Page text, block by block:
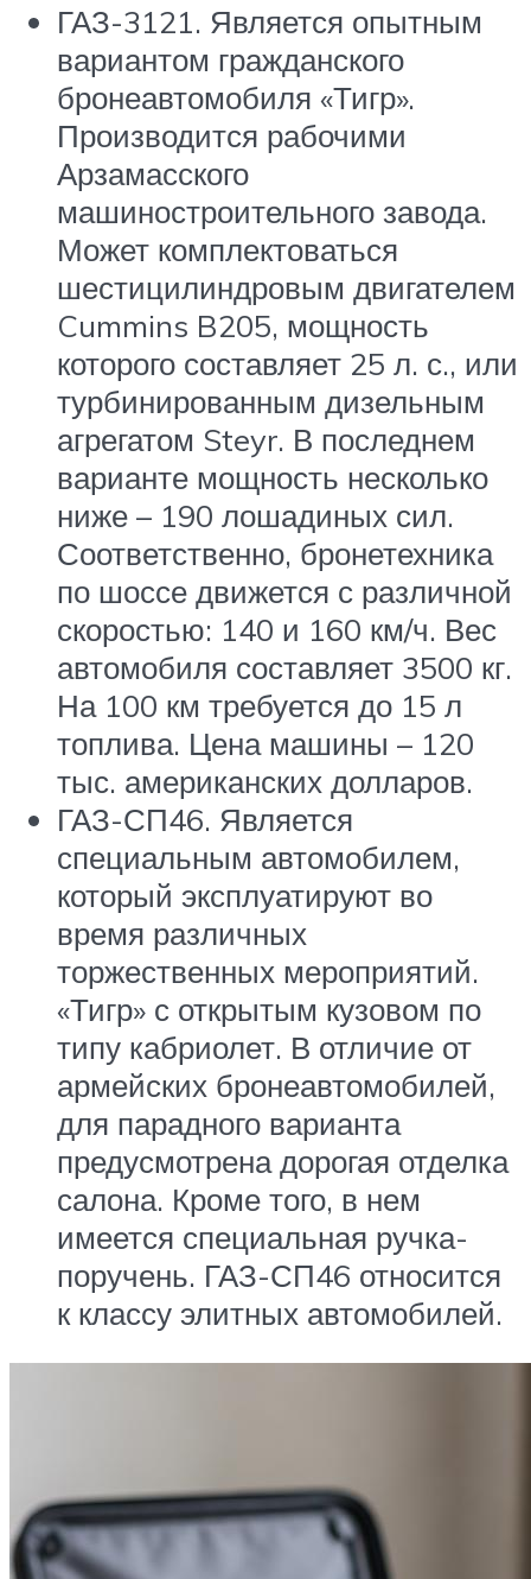
ГАЗ-3121. Является опытным
вариантом гражданского
бронеавтомобиля «Тигр».
Производится рабочими
Арзамасского
машиностроительного завода.
Может комплектоваться
шестицилиндровым двигателем
Cummins B205, мощность
которого составляет 25 л. с., или
турбинированным дизельным
агрегатом Steyr. В последнем
варианте мощность несколько
ниже – 190 лошадиных сил.
Соответственно, бронетехника
по шоссе движется с различной
скоростью: 140 и 160 км/ч. Вес
автомобиля составляет 3500 кг.
На 100 км требуется до 15 л
топлива. Цена машины – 120
тыс. американских долларов.
ГАЗ-СП46. Является
специальным автомобилем,
который эксплуатируют во
время различных
торжественных мероприятий.
«Тигр» с открытым кузовом по
типу кабриолет. В отличие от
армейских бронеавтомобилей,
для парадного варианта
предусмотрена дорогая отделка
салона. Кроме того, в нем
имеется специальная ручка-
поручень. ГАЗ-СП46 относится
к классу элитных автомобилей.